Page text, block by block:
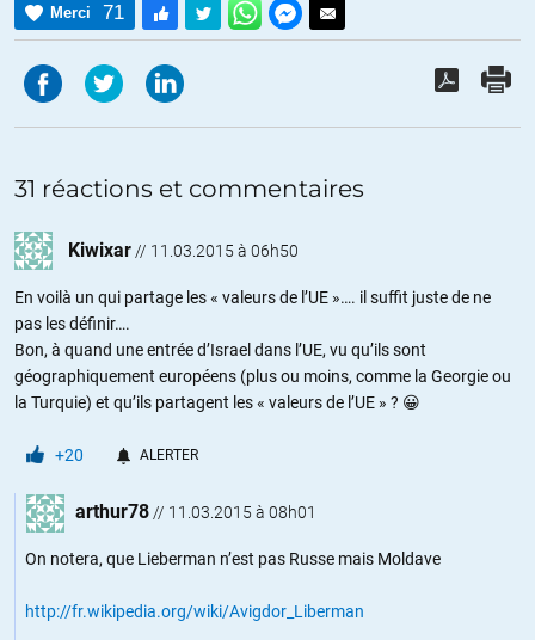
Merci 71
31 réactions et commentaires
Kiwixar// 11.03.2015 à 06h50
En voilà un qui partage les « valeurs de l’UE »…. il suffit juste de ne
pas les définir….
Bon, à quand une entrée d’Israel dans l’UE, vu qu’ils sont
géographiquement européens (plus ou moins, comme la Georgie ou
la Turquie) et qu’ils partagent les « valeurs de l’UE » ? 😀
+20 ALERTER
arthur78// 11.03.2015 à 08h01
On notera, que Lieberman n’est pas Russe mais Moldave
http://fr.wikipedia.org/wiki/Avigdor_Liberman